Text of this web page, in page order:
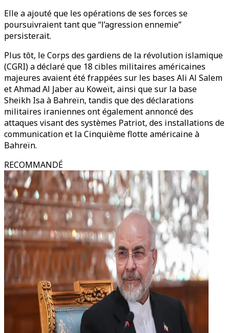
Elle a ajouté que les opérations de ses forces se
poursuivraient tant que “l’agression ennemie”
persisterait.
Plus tôt, le Corps des gardiens de la révolution islamique
(CGRI) a déclaré que 18 cibles militaires américaines
majeures avaient été frappées sur les bases Ali Al Salem
et Ahmad Al Jaber au Koweït, ainsi que sur la base
Sheikh Isa à Bahreïn, tandis que des déclarations
militaires iraniennes ont également annoncé des
attaques visant des systèmes Patriot, des installations de
communication et la Cinquième flotte américaine à
Bahreïn.
RECOMMANDÉ